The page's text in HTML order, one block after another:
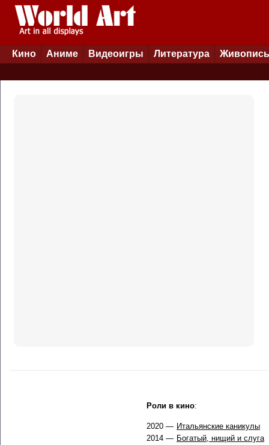
Кино Аниме Видеоигры Литература Живопись
Роли в кино:
2020 — Итальянские каникулы
2014 — Богатый, нищий и слуга